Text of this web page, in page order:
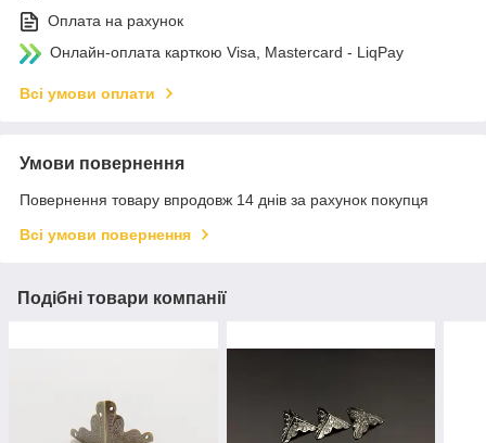
Оплата на рахунок
Онлайн-оплата карткою Visa, Mastercard - LiqPay
Всі умови оплати
Умови повернення
Повернення товару впродовж 14 днів за рахунок покупця
Всі умови повернення
Подібні товари компанії